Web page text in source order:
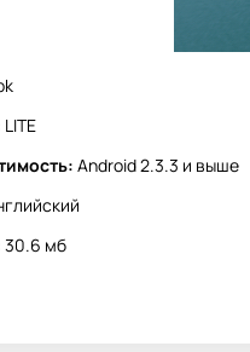
LITE
Android 2.3.3 и выше
30.6 мб